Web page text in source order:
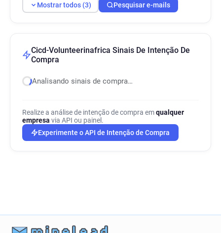
Mostrar todos (3) Pesquisar e-mails
Cicd-Volunteerinafrica Sinais De Intenção De
Compra
Analisando sinais de compra…
Realize a análise de intenção de compra emqualquer
empresa via API ou painel.
Experimente o API de Intenção de Compra